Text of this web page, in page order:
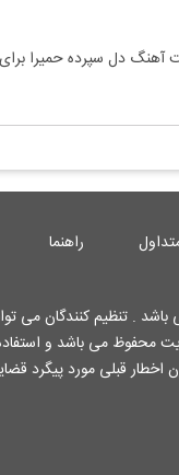
آهنگ دل سپردهحمیرا برای
راهنما
. تنظیم کنندگان می
قبلی مورد پیگرد